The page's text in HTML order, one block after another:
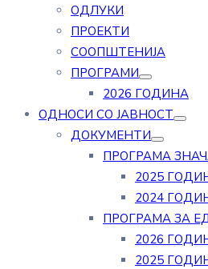
ОДЛУКИ
ПРОЕКТИ
СООПШТЕНИЈА
ПРОГРАМИ
2026 ГОДИНА
ОДНОСИ СО ЈАВНОСТ
ДОКУМЕНТИ
ПРОГРАМА
2025
2024
ПРОГРАМА ЗА
2026
2025